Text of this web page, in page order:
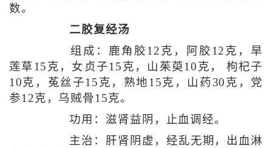
数。
二胶复经汤
组成：鹿角胶12克，阿胶12克，旱
莲草15克，女贞子15克，山茱萸10克， 枸杞子
10克，菟丝子15克，熟地15克，山药30克，党
参12克，乌贼骨15克。
功用：滋肾益阴，止血调经。
主治：肝肾阴虚，经乱无期，出血淋